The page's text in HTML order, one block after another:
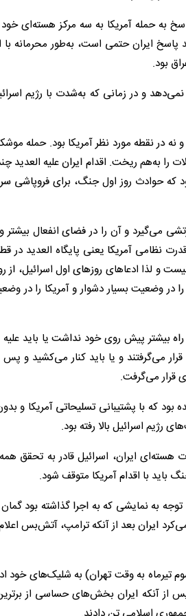
به حمله آمریکا به سه مرکز هسته‌ای خود
ایران حتمی است، به‌طور محرمانه با
بود.
و در زمانی که به‌شدت با رژیم
نه آرام و نه در نقطه مورد نظر آمریکا بود. حمله
را به‌هم ریخت. اقدام ایران علیه العدید
که حوادث روز اول جنگ، برای فروپاشی
می‌گیرد و آن را در فضای انفعال بیشتر
نظامی آمریکا یعنی پایگاه العدید در
و لذا ادعاهای روزهای اول اسرائیل، از
در وضعیت بسیار دشوار و آمریکا را در
بیشتر پیش روی خود نداشت یا باید علیه
می‌گرفتند و یا باید کنار می‌کشید و پس
قرار می‌گرفت.
که با پشتیبانی تسلیحاتی آمریکا و
اسرائیل بالا رفته بود.
هسته‌ای ایران، اسرائیل قادر به تحقق
باید با اقدام آمریکا متوقف شود.
به نمایشی که به اجرا گذاشته بود
ایران بعد از آنکه ترامپ، آتش‌بس
آتش‌بس (۴ به وقت تل‌آویو و ۴:۳۰ صبح سه‌شنبه سوم تیرماه به وقت تهران) به
سنگین بعدی ایران خلاف توقع ترامپ بود آن هم حدود ۹ ساعت پس از آنکه ایران بخش‌های حساسی